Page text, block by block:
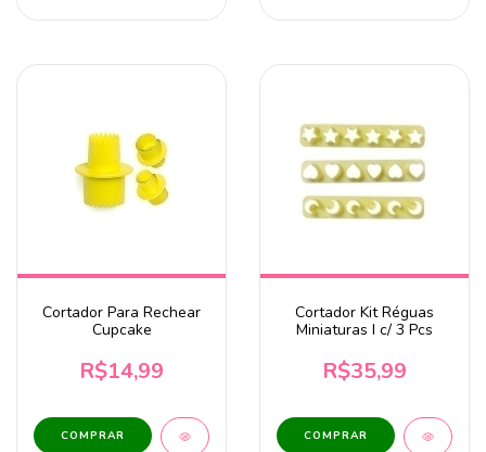
Cortador Para Rechear
Cupcake
R$14,99
Cortador Kit Réguas
Miniaturas I c/ 3 Pcs
R$35,99